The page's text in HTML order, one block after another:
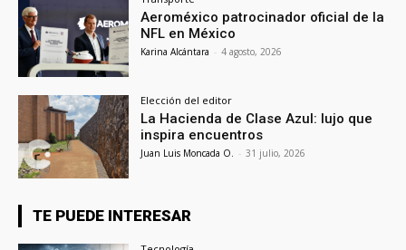
Aeroméxico patrocinador oficial de la
NFL en México
Karina Alcántara - 4 agosto, 2026
Elección del editor
La Hacienda de Clase Azul: lujo que
inspira encuentros
Juan Luis Moncada O. - 31 julio, 2026
TE PUEDE INTERESAR